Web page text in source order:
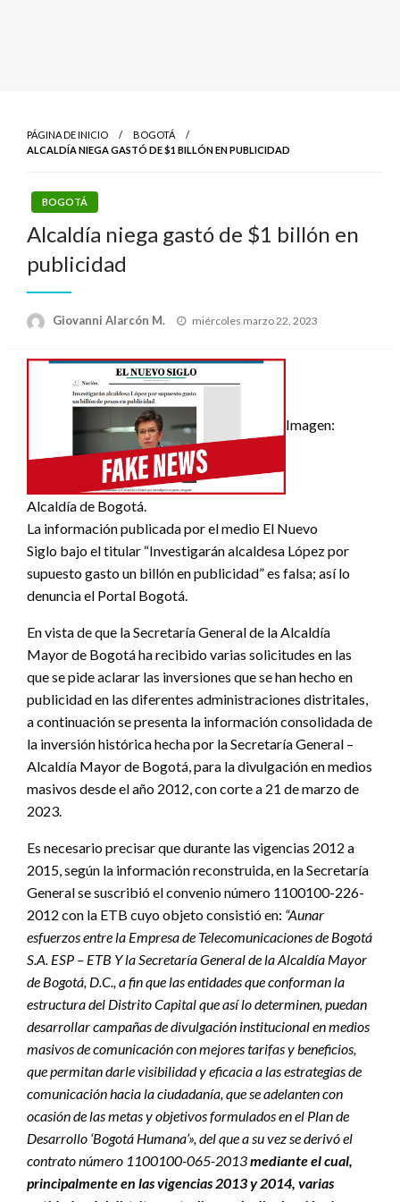
PÁGINA DE INICIO
BOGOTÁ
ALCALDÍA NIEGA GASTÓ DE $1 BILLÓN EN PUBLICIDAD
BOGOTÁ
Alcaldía niega gastó de $1 billón en
publicidad
Giovanni Alarcón M.
Publicado
miércoles marzo 22, 2023
Imagen:
Alcaldía de Bogotá.
La información publicada por el medio El Nuevo
Siglo bajo el titular “Investigarán alcaldesa López por
supuesto gasto un billón en publicidad” es falsa; así lo
denuncia el Portal Bogotá.
En vista de que la Secretaría General de la Alcaldía
Mayor de Bogotá ha recibido varias solicitudes en las
que se pide aclarar las inversiones que se han hecho en
publicidad en las diferentes administraciones distritales,
a continuación se presenta la información consolidada de
la inversión histórica hecha por la Secretaría General –
Alcaldía Mayor de Bogotá, para la divulgación en medios
masivos desde el año 2012, con corte a 21 de marzo de
2023.
Es necesario precisar que durante las vigencias 2012 a
2015, según la información reconstruida, en la Secretaría
General se suscribió el convenio número 1100100-226-
2012 con la ETB cuyo objeto consistió en: “Aunar
esfuerzos entre la Empresa de Telecomunicaciones de Bogotá
S.A. ESP – ETB Y la Secretaría General de la Alcaldía Mayor
de Bogotá, D.C., a fin que las entidades que conforman la
estructura del Distrito Capital que así lo determinen, puedan
desarrollar campañas de divulgación institucional en medios
masivos de comunicación con mejores tarifas y beneficios,
que permitan darle visibilidad y eficacia a las estrategias de
comunicación hacia la ciudadanía, que se adelanten con
ocasión de las metas y objetivos formulados en el Plan de
Desarrollo ‘Bogotá Humana’», del que a su vez se derivó el
contrato número 1100100-065-2013mediante el cual,
principalmente en las vigencias 2013 y 2014, varias